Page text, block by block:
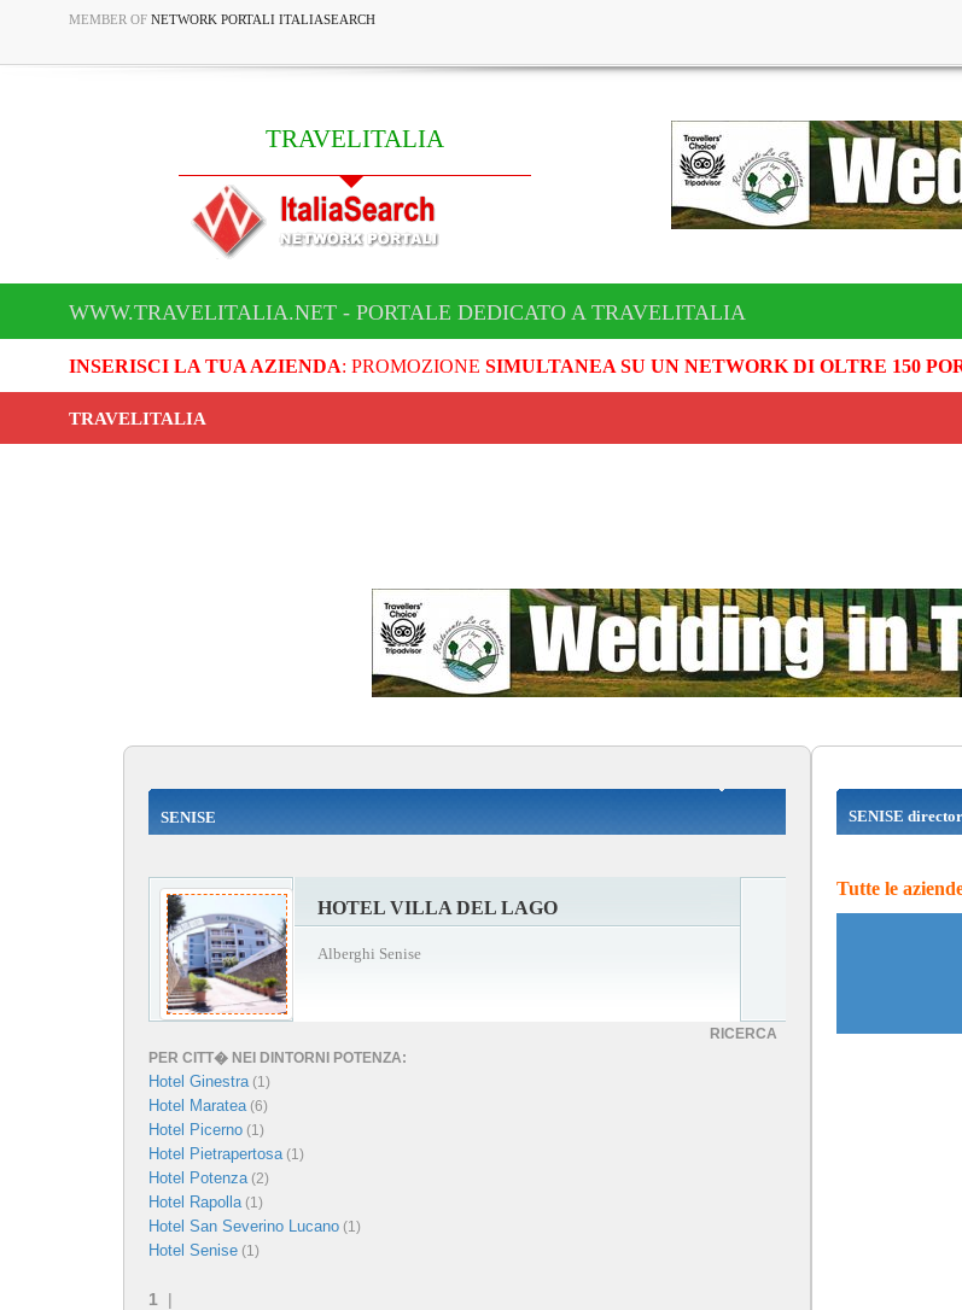
MEMBER OF NETWORK PORTALI ITALIASEARCH
TRAVELITALIA
WWW.TRAVELITALIA.NET - PORTALE DEDICATO A TRAVELITALIA
INSERISCI LA TUA AZIENDA: PROMOZIONE SIMULTANEA SU UN NETWORK DI OLTRE 150
TRAVELITALIA
SENISE
HOTEL VILLA DEL LAGO
Alberghi Senise
RICERCA
PER CITT� NEI DINTORNI POTENZA:
Hotel Ginestra(1)
Hotel Maratea(6)
Hotel Picerno (1)
Hotel Pietrapertosa(1)
Hotel Potenza(2)
Hotel Rapolla(1)
Hotel San Severino Lucano (1)
Hotel Senise (1)
1 |
SENISE
Tutte le